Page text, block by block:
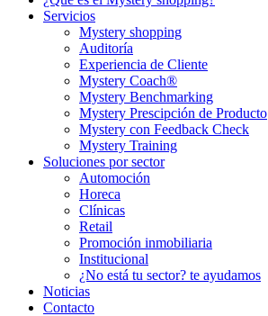
Servicios
Mystery shopping
Auditoría
Experiencia de Cliente
Mystery Coach®
Mystery Benchmarking
Mystery Prescipción de Producto
Mystery con Feedback Check
Mystery Training
Soluciones por sector
Automoción
Horeca
Clínicas
Retail
Promoción inmobiliaria
Institucional
¿No está tu sector? te ayudamos
Noticias
Contacto